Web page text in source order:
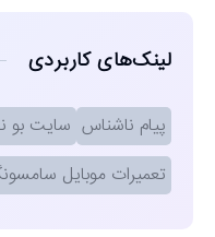
لینک‌های کاربردی
پیام ناشناس سایت بو
تعمیرات موبایل